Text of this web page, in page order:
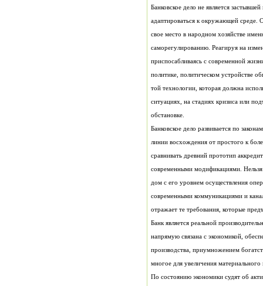
обстановке.
отражает те требования, которые